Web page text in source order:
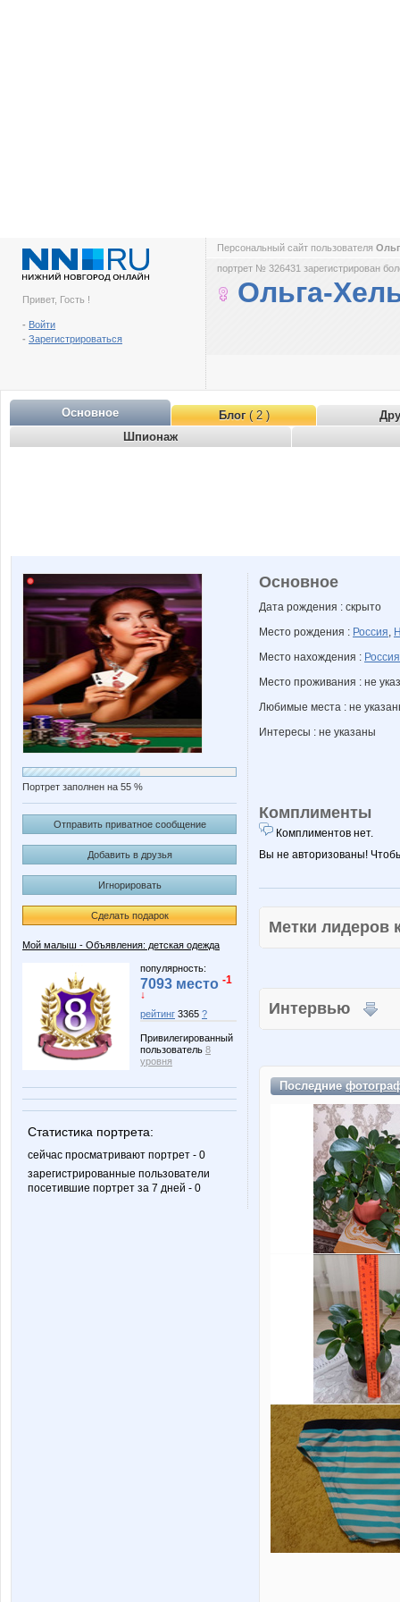
Привет, Гость !
- Войти
- Зарегистрироваться
Персональный сайт пользователя
портрет № 326431 зарегистрирован
Ольга-
Основное Блог( 2 )
Шпионаж
Портрет заполнен на 55 %
Отправить приватное сообщение
Добавить в друзья
Игнорировать
Сделать подарок
Мой малыш - Объявления: детская одежда
популярность:
7093 место -1
↓
рейтинг 3365 ?
Привилегированный
пользователь 8
уровня
Статистика портрета:
сейчас просматривают портрет - 0
зарегистрированные пользователи
посетившие портрет за 7 дней - 0
Основное
Дата рождения : скрыто
Место рождения : Россия,
Место нахождения : Россия
Место проживания : не
Любимые места : не
Интересы : не указаны
Комплименты
Комплиментов нет.
Вы не авторизованы!
Метки
Интервью
Последние